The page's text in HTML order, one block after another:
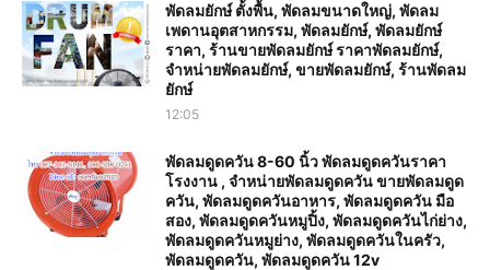
พัดลมยักษ์ ตั้งพื้น, พัดลมขนาดใหญ่, พัดลม
เพดานอุตสาหกรรม, พัดลมยักษ์, พัดลมยักษ์
ราคา, ร้านขายพัดลมยักษ์ ราคาพัดลมยักษ์,
จำหน่ายพัดลมยักษ์, ขายพัดลมยักษ์, ร้านพัดลม
ยักษ์
12:05
พัดลมดูดควัน 8-60 นิ้ว พัดลมดูดควันราคา
โรงงาน , จำหน่ายพัดลมดูดควัน ขายพัดลมดูด
ควัน, พัดลมดูดควันอาหาร, พัดลมดูดควัน มือ
สอง, พัดลมดูดควันหมูปิ้ง, พัดลมดูดควันไก่ย่าง,
พัดลมดูดควันหมูย่าง, พัดลมดูดควันในครัว,
พัดลมดูดควัน, พัดลมดูดควัน 12v